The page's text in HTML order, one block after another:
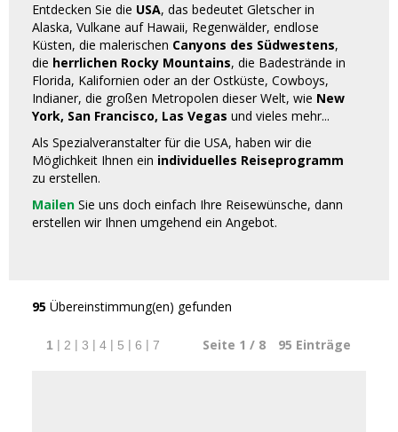
Entdecken Sie die USA, das bedeutet Gletscher in
Alaska, Vulkane auf Hawaii, Regenwälder, endlose
Küsten, die malerischen Canyons des Südwestens,
die herrlichen Rocky Mountains, die Badestrände in
Florida, Kalifornien oder an der Ostküste, Cowboys,
Indianer, die großen Metropolen dieser Welt, wie New
York, San Francisco, Las Vegas und vieles mehr...
Als Spezialveranstalter für die USA, haben wir die
Möglichkeit Ihnen ein individuelles Reiseprogramm
zu erstellen.
MailenSie uns doch einfach Ihre Reisewünsche, dann
erstellen wir Ihnen umgehend ein Angebot.
95Übereinstimmung(en) gefunden
1 | 2 |3 |4 | 5 |6 |7 Seite 1 / 8 95 Einträge